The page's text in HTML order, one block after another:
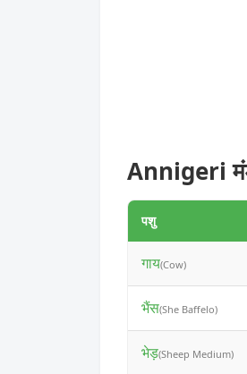
Annigeri
पशु
गाय(Cow)
भैंस(She Baffelo)
भेड़(Sheep Medium)